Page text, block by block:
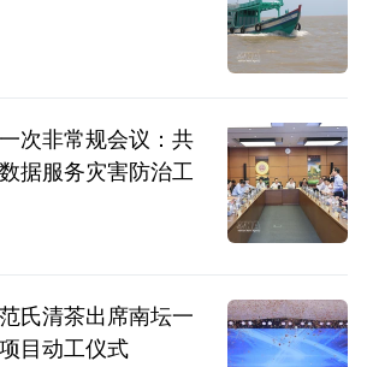
次非常规会议：共
据服务灾害防治工
氏清茶出席南坛一
目动工仪式